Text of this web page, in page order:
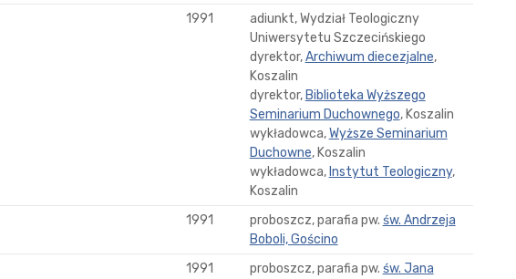
1991
adiunkt, Wydział Teologiczny
Uniwersytetu Szczecińskiego
dyrektor,Archiwum diecezjalne,
Koszalin
dyrektor, Biblioteka Wyższego
Seminarium Duchownego, Koszalin
wykładowca,Wyższe Seminarium
Duchowne, Koszalin
wykładowca, Instytut Teologiczny,
Koszalin
1991 proboszcz, parafia pw. św. Andrzeja
Boboli, Gościno
1991 proboszcz, parafia pw. św. Jana